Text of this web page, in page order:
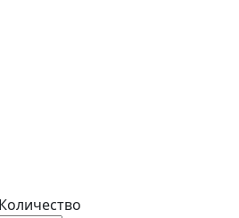
Количество